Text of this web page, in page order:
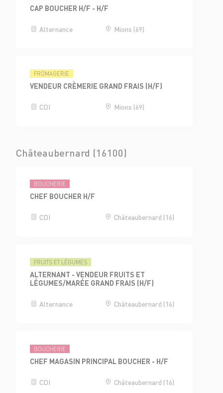
CAP BOUCHER H/F - H/F
Alternance Mions (69)
FROMAGERIE
VENDEUR CRÈMERIE GRAND FRAIS (H/F)
CDI Mions (69)
Châteaubernard (16100)
BOUCHERIE
CHEF BOUCHER H/F
CDI Châteaubernard (16)
FRUITS ET LÉGUMES
ALTERNANT - VENDEUR FRUITS ET
LÉGUMES/MARÉE GRAND FRAIS (H/F)
Alternance Châteaubernard (16)
BOUCHERIE
CHEF MAGASIN PRINCIPAL BOUCHER - H/F
CDI Châteaubernard (16)